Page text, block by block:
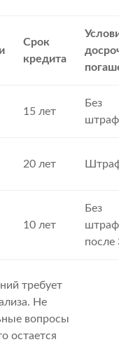
Срок
кредита
15 лет
Без
20 лет
10 лет
Без
после
требует
Не
вопросы
остается